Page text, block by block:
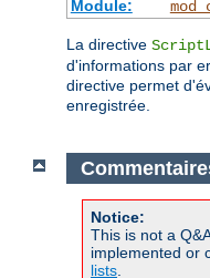
Module:
La directive
d'informations par
directive permet
enregistrée.
Notice:
This is not a
implemented or
lists